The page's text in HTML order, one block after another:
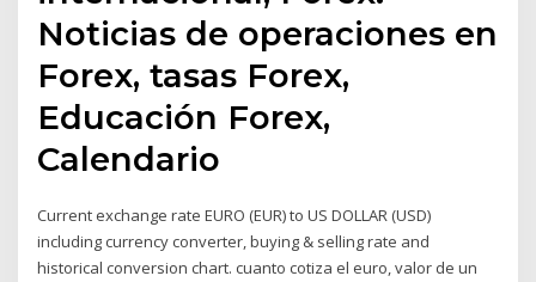
Noticias de operaciones en
Forex, tasas Forex,
Educación Forex,
Calendario
Current exchange rate EURO (EUR) to US DOLLAR (USD)
including currency converter, buying & selling rate and
historical conversion chart. cuanto cotiza el euro, valor de un